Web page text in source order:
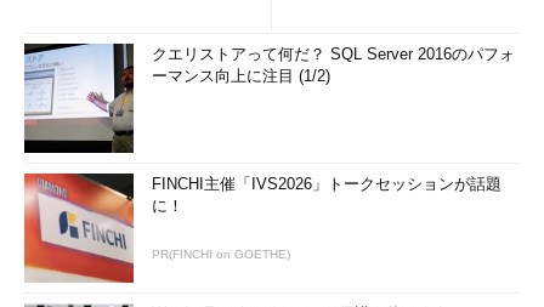
クエリストアって何だ？ SQL Server 2016のパフォ
ーマンス向上に注目 (1/2)
FINCHI主催「IVS2026」トークセッションが話題
に！
PR(FINCHI on GOETHE)